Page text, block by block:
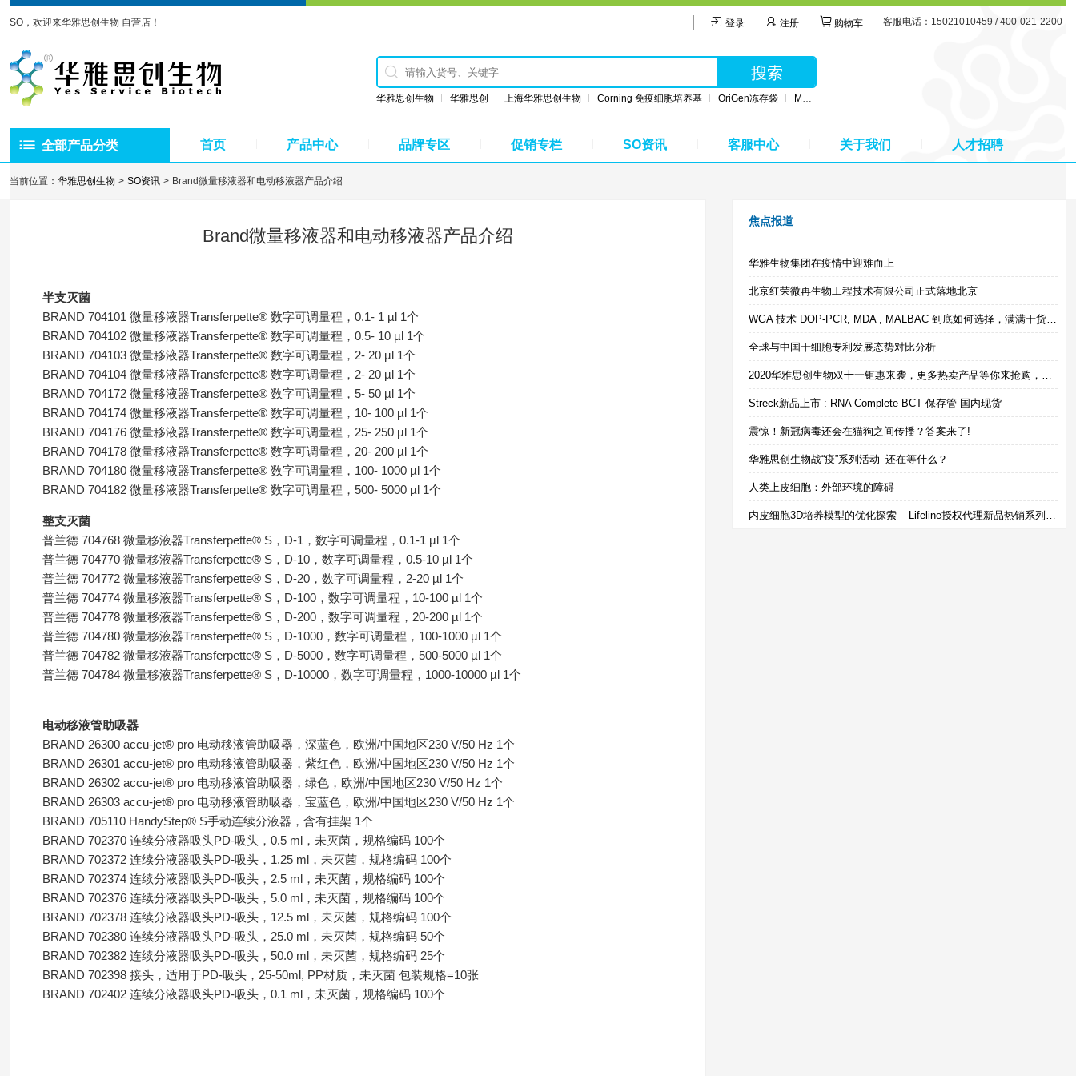
SO，欢迎来华雅思创生物 自营店！ 登录 注册 购物车 客服电话：15021010459 / 400-021-2200
搜索
华雅思创生物 华雅思创 上海华雅思创生物 Corning 免疫细胞培养基 OriGen冻存袋 MSC无血清培养基
全部产品分类 首页 产品中心 品牌专区 促销专栏 SO资讯 客服中心 关于我们 人才招聘
当前位置： 华雅思创生物 SO资讯 Brand微量移液器和电动移液器产品介绍
Brand微量移液器和电动移液器产品介绍
半支灭菌
BRAND 704101 微量移液器Transferpette® 数字可调量程，0.1- 1 µl 1个
BRAND 704102 微量移液器Transferpette® 数字可调量程，0.5- 10 µl 1个
BRAND 704103 微量移液器Transferpette® 数字可调量程，2- 20 µl 1个
BRAND 704104 微量移液器Transferpette® 数字可调量程，2- 20 µl 1个
BRAND 704172 微量移液器Transferpette® 数字可调量程，5- 50 µl 1个
BRAND 704174 微量移液器Transferpette® 数字可调量程，10- 100 µl 1个
BRAND 704176 微量移液器Transferpette® 数字可调量程，25- 250 µl 1个
BRAND 704178 微量移液器Transferpette® 数字可调量程，20- 200 µl 1个
BRAND 704180 微量移液器Transferpette® 数字可调量程，100- 1000 µl 1个
BRAND 704182 微量移液器Transferpette® 数字可调量程，500- 5000 µl 1个
整支灭菌
普兰德 704768 微量移液器Transferpette® S，D-1，数字可调量程，0.1-1 µl 1个
普兰德 704770 微量移液器Transferpette® S，D-10，数字可调量程，0.5-10 µl 1个
普兰德 704772 微量移液器Transferpette® S，D-20，数字可调量程，2-20 µl 1个
普兰德 704774 微量移液器Transferpette® S，D-100，数字可调量程，10-100 µl 1个
普兰德 704778 微量移液器Transferpette® S，D-200，数字可调量程，20-200 µl 1个
普兰德 704780 微量移液器Transferpette® S，D-1000，数字可调量程，100-1000 µl 1个
普兰德 704782 微量移液器Transferpette® S，D-5000，数字可调量程，500-5000 µl 1个
普兰德 704784 微量移液器Transferpette® S，D-10000，数字可调量程，1000-10000 µl 1个
电动移液管助吸器
BRAND 26300 accu-jet® pro 电动移液管助吸器，深蓝色，欧洲/中国地区230 V/50 Hz 1个
BRAND 26301 accu-jet® pro 电动移液管助吸器，紫红色，欧洲/中国地区230 V/50 Hz 1个
BRAND 26302 accu-jet® pro 电动移液管助吸器，绿色，欧洲/中国地区230 V/50 Hz 1个
BRAND 26303 accu-jet® pro 电动移液管助吸器，宝蓝色，欧洲/中国地区230 V/50 Hz 1个
BRAND 705110 HandyStep® S手动连续分液器，含有挂架 1个
BRAND 702370 连续分液器吸头PD-吸头，0.5 ml，未灭菌，规格编码 100个
BRAND 702372 连续分液器吸头PD-吸头，1.25 ml，未灭菌，规格编码 100个
BRAND 702374 连续分液器吸头PD-吸头，2.5 ml，未灭菌，规格编码 100个
BRAND 702376 连续分液器吸头PD-吸头，5.0 ml，未灭菌，规格编码 100个
BRAND 702378 连续分液器吸头PD-吸头，12.5 ml，未灭菌，规格编码 100个
BRAND 702380 连续分液器吸头PD-吸头，25.0 ml，未灭菌，规格编码 50个
BRAND 702382 连续分液器吸头PD-吸头，50.0 ml，未灭菌，规格编码 25个
BRAND 702398 接头，适用于PD-吸头，25-50ml, PP材质，未灭菌 包装规格=10张
BRAND 702402 连续分液器吸头PD-吸头，0.1 ml，未灭菌，规格编码 100个
焦点报道
华雅生物集团在疫情中迎难而上
北京红荣微再生物工程技术有限公司正式落地北京
WGA 技术 DOP-PCR, MDA , MALBAC 到底如何选择，满满干货来啦！
全球与中国干细胞专利发展态势对比分析
2020华雅思创生物双十一钜惠来袭，更多热卖产品等你来抢购，还有免费试用等着你哟！！！
Streck新品上市 : RNA Complete BCT 保存管 国内现货
震惊！新冠病毒还会在猫狗之间传播？答案来了!
华雅思创生物战“疫”系列活动–还在等什么？
人类上皮细胞：外部环境的障碍
内皮细胞3D培养模型的优化探索 –Lifeline授权代理新品热销系列内皮细胞